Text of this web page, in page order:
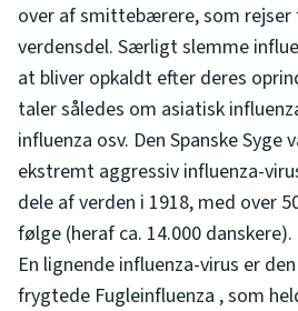
over af smittebærere, som rejser
verdensdel. Særligt slemme
at bliver opkaldt efter deres
taler således om asiatisk
influenza osv. Den Spanske Syge
ekstremt aggressiv influenza-
dele af verden i 1918, med over
følge (heraf ca. 14.000 danskere).
En lignende influenza-virus er
frygtede Fugleinfluenza , som